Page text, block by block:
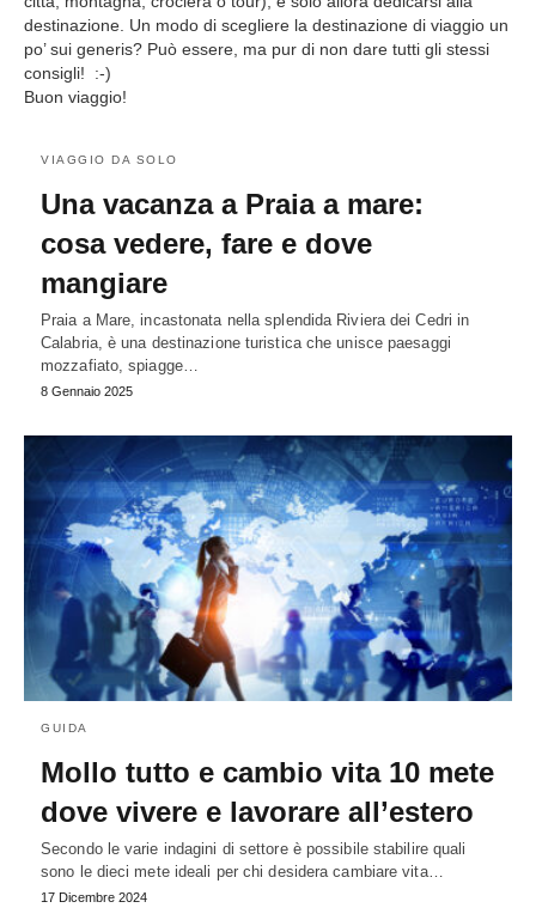
destinazione. Un modo di scegliere la destinazione di viaggio un
po’ sui generis? Può essere, ma pur di non dare tutti gli stessi
consigli! :-)
Buon viaggio!
VIAGGIO DA SOLO
Una vacanza a Praia a mare:
cosa vedere, fare e dove
mangiare
Praia a Mare, incastonata nella splendida Riviera dei Cedri in
Calabria, è una destinazione turistica che unisce paesaggi
mozzafiato, spiagge…
8 Gennaio 2025
GUIDA
Mollo tutto e cambio vita 10 mete
dove vivere e lavorare all’estero
Secondo le varie indagini di settore è possibile stabilire quali
sono le dieci mete ideali per chi desidera cambiare vita…
17 Dicembre 2024